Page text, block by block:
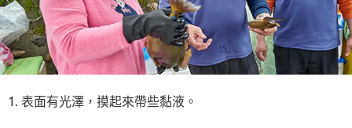
1. 表面有光澤，摸起來帶些黏液。